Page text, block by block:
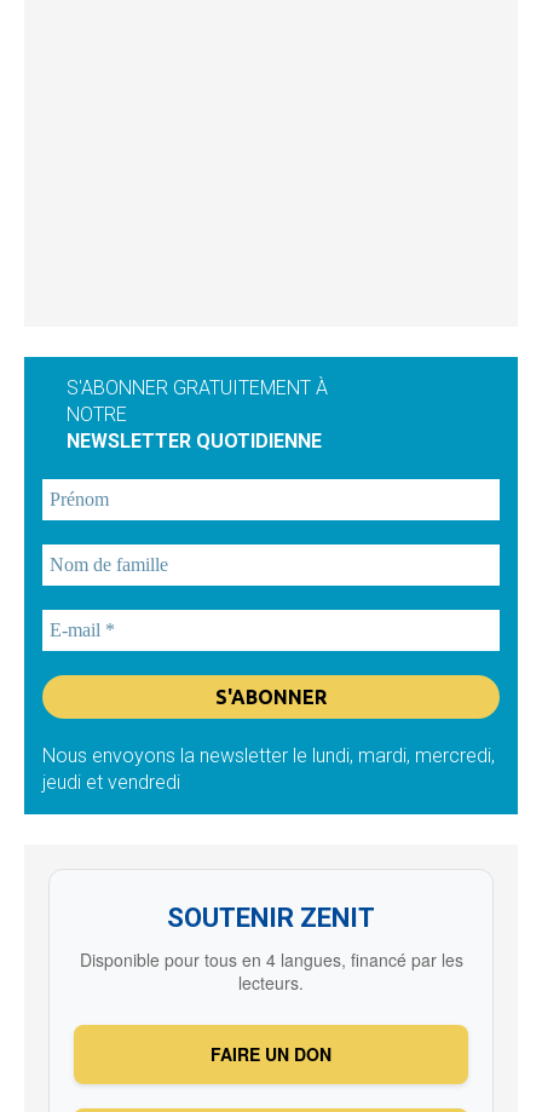
S'ABONNER GRATUITEMENT À
NOTRE
NEWSLETTER QUOTIDIENNE
Nous envoyons la newsletter le lundi, mardi, mercredi,
jeudi et vendredi
SOUTENIR ZENIT
Disponible pour tous en 4 langues, financé par les
lecteurs.
FAIRE UN DON